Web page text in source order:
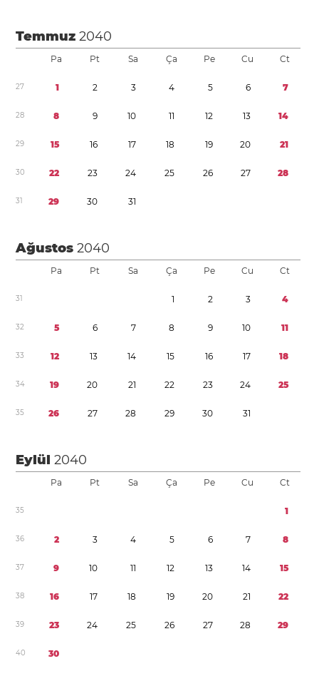
Temmuz2040
Pa Pt Sa Ça Pe Cu Ct
27 1 2 3 4 5 6 7
28 8 9 10 11 12 13 14
29 15 16 17 18 19 20 21
30 22 23 24 25 26 27 28
31 29 30 31
Ağustos2040
Pa Pt Sa Ça Pe Cu Ct
31 1 2 3 4
32 5 6 7 8 9 10 11
33 12 13 14 15 16 17 18
34 19 20 21 22 23 24 25
35 26 27 28 29 30 31
Eylül2040
Pa Pt Sa Ça Pe Cu Ct
35 1
36 2 3 4 5 6 7 8
37 9 10 11 12 13 14 15
38 16 17 18 19 20 21 22
39 23 24 25 26 27 28 29
40 30